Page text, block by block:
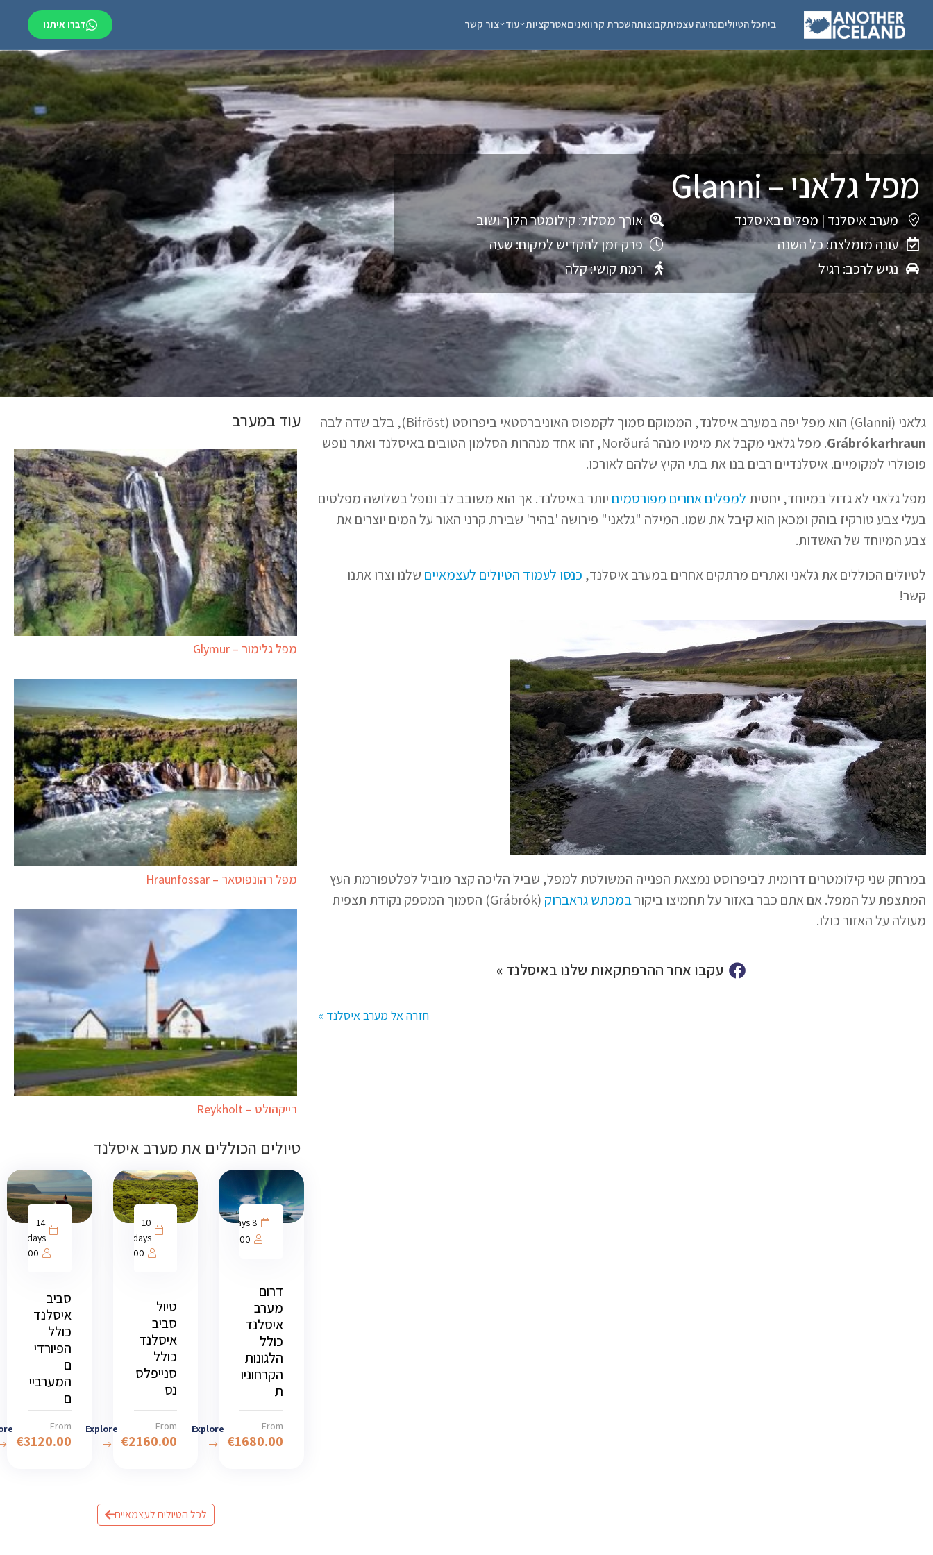
ביתכל הטיוליםנהיגה עצמיתקבוצותהשכרת קרוואניםאטרקציות עוד צור קשר דברו איתנו
מפל גלאני – Glanni
מערב איסלנד | מפלים באיסלנד
עונה מומלצת: כל השנה
נגיש לרכב: רגיל
אורך מסלול: קילומטר הלוך ושוב
פרק זמן להקדיש למקום: שעה
רמת קושי: קלה
גלאני (Glanni) הוא מפל יפה במערב איסלנד, הממוקם סמוך לקמפוס האוניברסטאי ביפרוסט (Bifröst), בלב שדה לבה
Grábrókarhraun
. מפל גלאני מקבל את מימיו מנהר Norðurá, זהו אחד מנהרות הסלמון הטובים באיסלנד ואתר נופש
פופולרי למקומיים. איסלנדיים רבים בנו את בתי הקיץ שלהם לאורכו.
מפל גלאני לא גדול במיוחד, יחסית למפלים אחרים מפורסמים יותר באיסלנד. אך הוא משובב לב ונופל בשלושה מפלסים
בעלי צבע טורקיז בוהק ומכאן הוא קיבל את שמו. המילה "גלאני" פירושה 'בהיר' שבירת קרני האור על המים יוצרים את
צבע המיוחד של האשדות.
לטיולים הכוללים את גלאני ואתרים מרתקים אחרים במערב איסלנד, כנסו לעמוד הטיולים לעצמאיים שלנו וצרו אתנו
קשר!
במרחק שני קילומטרים דרומית לביפרוסט נמצאת הפנייה המשולטת למפל, שביל הליכה קצר מוביל לפלטפורמת העץ
המתצפת על המפל. אם אתם כבר באזור על תחמיצו ביקורבמכתש גראברוק
(Grábrók) הסמוך המספק נקודת תצפית
מעולה על האזור כולו.
עקבו אחר ההרפתקאות שלנו באיסלנד »
חזרה אל מערב איסלנד »
עוד במערב
מפל גלימור – Glymur
מפל רהונפוסאר – Hraunfossar
רייקהולט – Reykholt
טיולים הכוללים את מערב איסלנד
8 days
1000
דרום
מערב
איסלנד
כולל
הלגונות
הקרחוניו
ת
From
€1680.00
Explore
10
days
1000
טיול
סביב
איסלנד
כולל
סנייפלס
נס
From
€2160.00
Explore
14
days
1000
סביב
איסלנד
כולל
הפיורדי
ם
המערביי
ם
From
€3120.00
לכל הטיולים לעצמאיים